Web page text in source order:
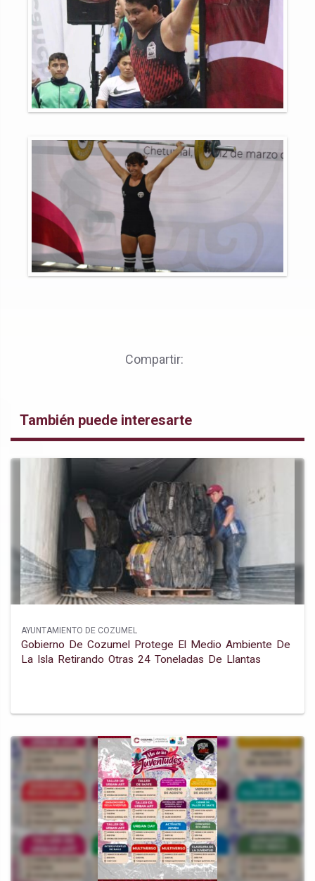
Compartir:
También puede interesarte
AYUNTAMIENTO DE COZUMEL
Gobierno De Cozumel Protege El Medio Ambiente De
La Isla Retirando Otras 24 Toneladas De Llantas